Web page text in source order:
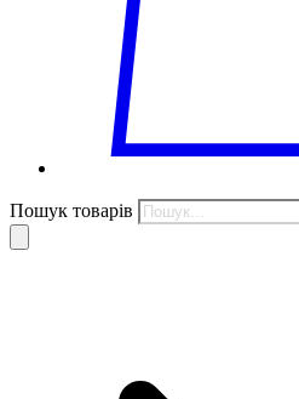
Пошук товарів